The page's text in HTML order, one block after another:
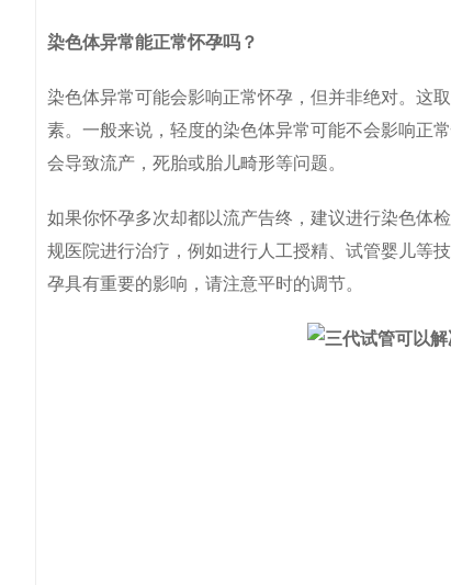
染色体异常能正常怀孕吗？
染色体异常可能会影响正常怀孕，但并非绝对。这
素。一般来说，轻度的染色体异常可能不会影响正
会导致流产，死胎或胎儿畸形等问题。
如果你怀孕多次却都以流产告终，建议进行染色体
规医院进行治疗，例如进行人工授精、试管婴儿等
孕具有重要的影响，请注意平时的调节。